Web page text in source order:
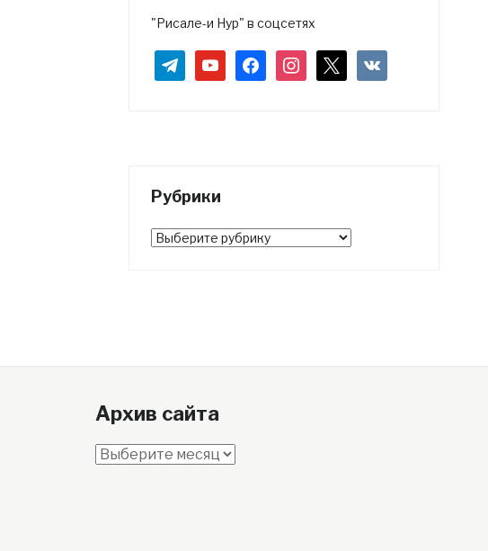
"Рисале-и Нур" в соцсетях
telegramyoutubefacebookinstagram vkontakte
Рубрики
Рубрики
Архив сайта
Архив